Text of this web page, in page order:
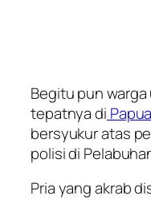
Begitu pun
tepatnya di Papua
bersyukur atas
polisi di
Pria yang akrab